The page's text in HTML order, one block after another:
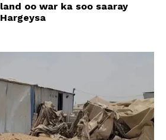
oo war ka soo saaray